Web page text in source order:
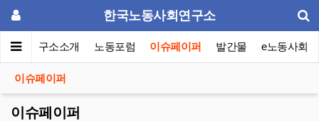
한국노동사회연구소
인 연구소소개 노동포럼 이슈페이퍼 발간물 e노동사회
이슈페이퍼
이슈페이퍼